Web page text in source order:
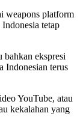
weapons platform
tetap
bahkan ekspresi
Indonesian terus
YouTube, atau
kekalahan yang